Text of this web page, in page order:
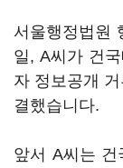
서울행정법원
일, A씨가 건
자 정보공개
결했습니다.
앞서 A씨는